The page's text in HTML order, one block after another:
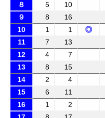
８
5 10
９
8 16
10
1 1 ◎
11
7 13
12
4 7
13
8 15
14
2 4
15
6 11
16
1 2